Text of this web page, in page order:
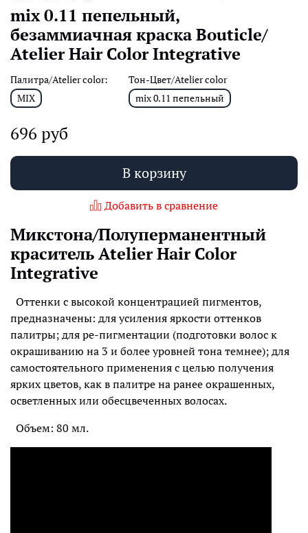
mix 0.11 пепельный,
безаммиачная краска Воuticle/
Atelier Hair Color Integrative
Палитра/Atelier color:
MIX
Тон-Цвет/Atelier color
mix 0.11 пепельный
696 руб
В корзину
Добавить в сравнение
Микстона/Полуперманентный
краситель Atelier Hair Color
Integrative
Оттенки с высокой концентрацией пигментов,
предназначены: для усиления яркости оттенков
палитры; для ре-пигментации (подготовки волос к
окрашиванию на 3 и более уровней тона темнее); для
самостоятельного применения с целью получения
ярких цветов, как в палитре на ранее окрашенных,
осветленных или обесцвеченных волосах.
Объем: 80 мл.